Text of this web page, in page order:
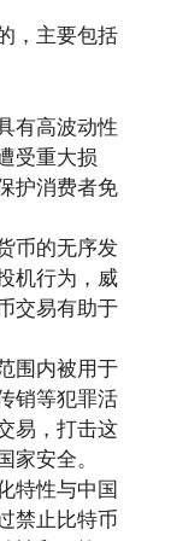
，主要包括
有高波动性
受重大损
护消费者免
币的无序发
机行为，威
交易有助于
围内被用于
销等犯罪活
易，打击这
家安全。
特性与中国
禁止比特币